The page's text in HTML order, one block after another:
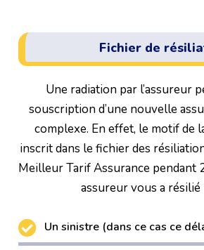
Fichier de
Une radiation par l’assureur
souscription d’une nouvelle
complexe. En effet, le motif de
inscrit dans le fichier des
Meilleur Tarif Assurance pendant
assureur vous a résilié
Un sinistre (dans ce cas ce